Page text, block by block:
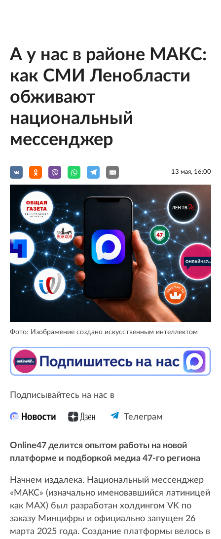
А у нас в районе МАКС:
как СМИ Ленобласти
обживают
национальный
мессенджер
13 мая, 16:00
Фото: Изображение создано искусственным интеллектом
Подписывайтесь на нас в
Телеграм
Online47 делится опытом работы на новой
платформе и подборкой медиа 47-го региона
Начнем издалека. Национальный мессенджер
«МАКС» (изначально именовавшийся латиницей
как MAX) был разработан холдингом VK по
заказу Минцифры и официально запущен 26
марта 2025 года. Создание платформы велось в